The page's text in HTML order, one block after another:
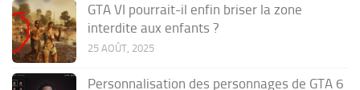
GTA VI pourrait-il enfin briser la zone
interdite aux enfants ?
25 AOÛT, 2025
Personnalisation des personnages de GTA 6